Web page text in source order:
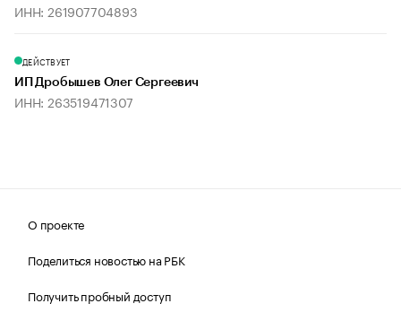
ИНН: 261907704893
ДЕЙСТВУЕТ
ИП Дробышев Олег Сергеевич
ИНН: 263519471307
О проекте
Поделиться новостью на РБК
Получить пробный доступ